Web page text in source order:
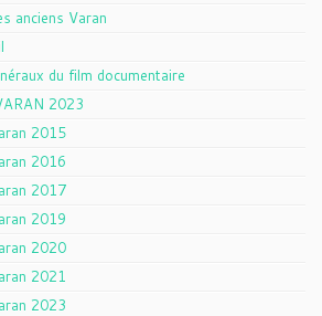
anciens Varan
du film documentaire
2023
2015
2016
2017
2019
2020
2021
2023